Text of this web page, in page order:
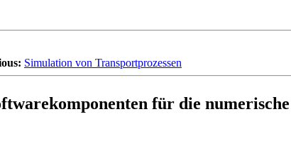
Simulation von Transportprozessen
für die